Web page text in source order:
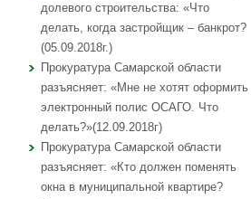
долевого строительства: «Что
делать, когда застройщик – банкрот?
(05.09.2018г.)
Прокуратура Самарской области
разъясняет: «Мне не хотят оформить
электронный полис ОСАГО. Что
делать?»(12.09.2018г)
Прокуратура Самарской области
разъясняет: «Кто должен поменять
окна в муниципальной квартире?